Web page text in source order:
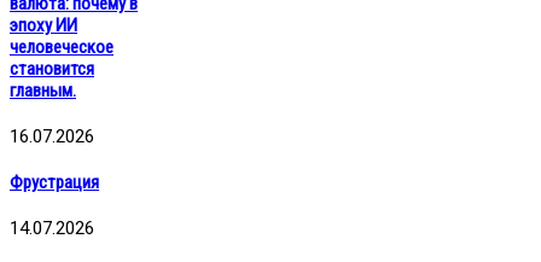
эпоху ИИ
человеческое
становится
главным.
16.07.2026
Фрустрация
14.07.2026